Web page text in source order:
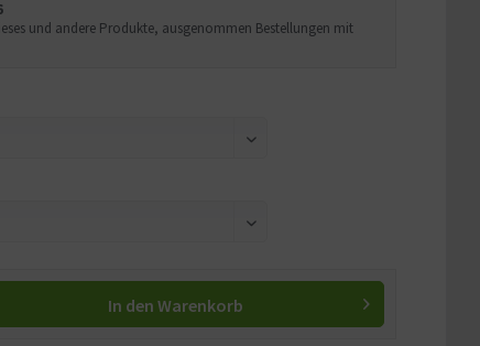
und andere Produkte, ausgenommen Bestellungen mit
In den Warenkorb